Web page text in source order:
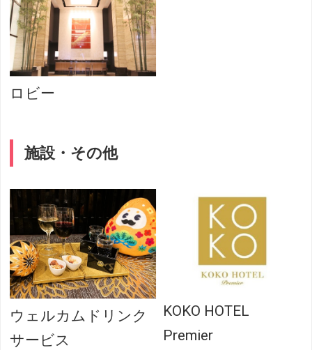
ロビー
施設・その他
ウェルカムドリンク
サービス
KOKO HOTEL
Premier